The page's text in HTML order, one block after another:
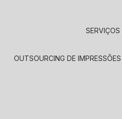
SERVIÇOS
OUTSOURCING DE IMPRESSÕES